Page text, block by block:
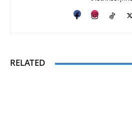
RELATED